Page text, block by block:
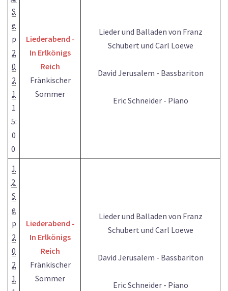
S
e
p
2
0
2
1
1
5:
0
0
Liederabend -
In Erlkönigs
Reich
Fränkischer
Sommer
Lieder und Balladen von Franz
Schubert und Carl Loewe
David Jerusalem - Bassbariton
Eric Schneider - Piano
1
2
S
e
p
2
0
2
1
Liederabend -
In Erlkönigs
Reich
Fränkischer
Sommer
Lieder und Balladen von Franz
Schubert und Carl Loewe
David Jerusalem - Bassbariton
Eric Schneider - Piano